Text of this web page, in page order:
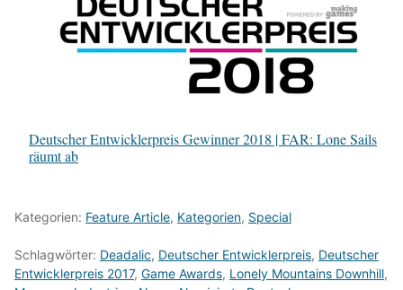
Deutscher Entwicklerpreis Gewinner 2018 | FAR: Lone Sails
räumt ab
Kategorien: Feature Article, Kategorien, Special
Schlagwörter: Deadalic, Deutscher Entwicklerpreis, Deutscher
Entwicklerpreis 2017, Game Awards, Lonely Mountains Downhill,